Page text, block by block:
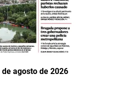
agosto de 2026